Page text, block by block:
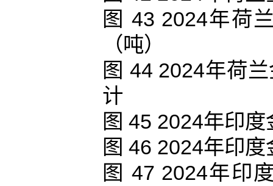
图 43 2024年荷
（吨）
图 44 2024年荷
计
图 45 2024年印
图 46 2024年印
图 47 2024年印